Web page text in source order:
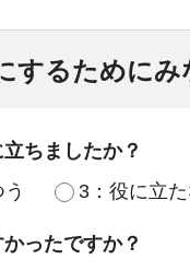
するために
ちましたか？
3：役に立
ったですか？